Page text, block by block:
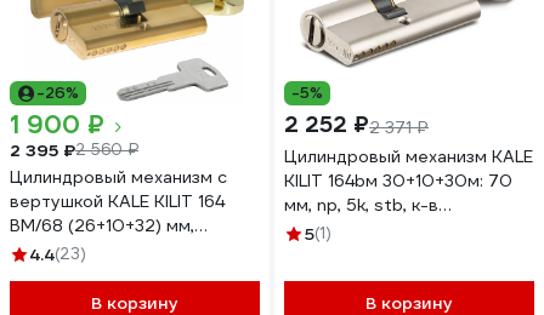
-26%
1 900 ₽
2 395 ₽2 560 ₽
Цилиндровый механизм с
вертушкой KALE KILIT 164
BM/68 (26+10+32) мм,
латунь, 5 кл. 1005
4.4(23)
В корзину
-5%
2 252 ₽2 371 ₽
Цилиндровый механизм KALE
KILIT 164bм 30+10+30м: 70
мм, np, 5k, stb, к-в
164Bм000073
5(1)
В корзину